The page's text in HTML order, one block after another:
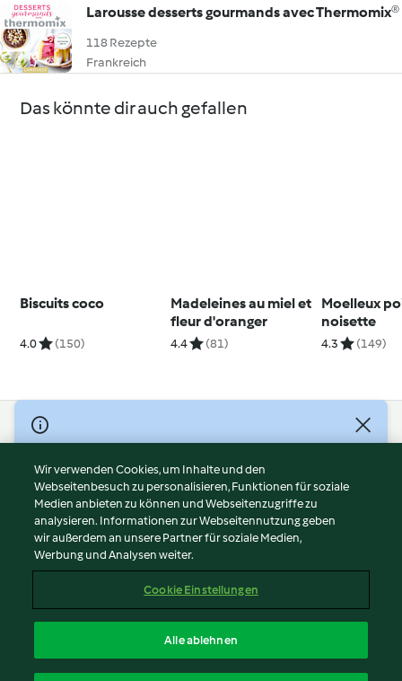
Larousse desserts gourmands avec Thermomix®
118 Rezepte
Frankreich
Das könnte dir auch gefallen
Biscuits coco
4.0 (150)
Madeleines au miel et
fleur d'oranger
4.4 (81)
Moelleux
noisette
4.3 (149)
© Copyright 2026
Nutzungsbedingungen
Datenschutzrichtlinien
Disclaimer
Impressum
Cookies
Abo kündigen
Erklärung zur Barrierefreiheit
Wir verwenden Cookies, um Inhalte und den
Webseitenbesuch zu personalisieren, Funktionen für soziale
Medien anbieten zu können und Webseitenzugriffe zu
analysieren. Informationen zur Webseitennutzung geben
wir außerdem an unsere Partner für soziale Medien,
Werbung und Analysen weiter.
Cookie Einstellungen
Alle ablehnen